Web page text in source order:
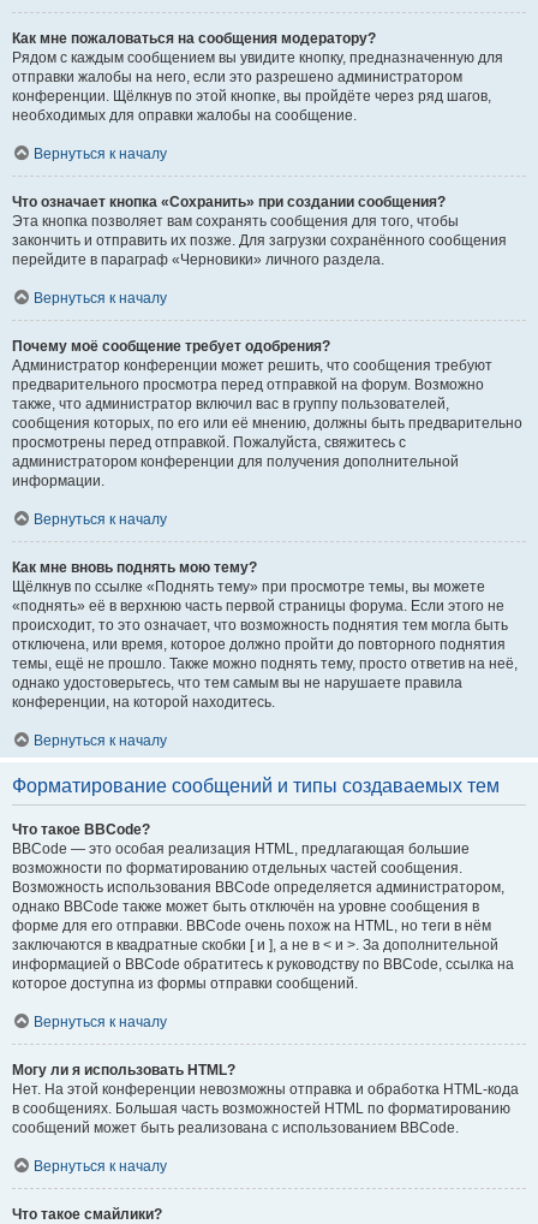
Как мне пожаловаться на сообщения модератору?
Рядом с каждым сообщением вы увидите кнопку, предназначенную для
отправки жалобы на него, если это разрешено администратором
конференции. Щёлкнув по этой кнопке, вы пройдёте через ряд шагов,
необходимых для оправки жалобы на сообщение.
Вернуться к началу
Что означает кнопка «Сохранить» при создании сообщения?
Эта кнопка позволяет вам сохранять сообщения для того, чтобы
закончить и отправить их позже. Для загрузки сохранённого сообщения
перейдите в параграф «Черновики» личного раздела.
Вернуться к началу
Почему моё сообщение требует одобрения?
Администратор конференции может решить, что сообщения требуют
предварительного просмотра перед отправкой на форум. Возможно
также, что администратор включил вас в группу пользователей,
сообщения которых, по его или её мнению, должны быть предварительно
просмотрены перед отправкой. Пожалуйста, свяжитесь с
администратором конференции для получения дополнительной
информации.
Вернуться к началу
Как мне вновь поднять мою тему?
Щёлкнув по ссылке «Поднять тему» при просмотре темы, вы можете
«поднять» её в верхнюю часть первой страницы форума. Если этого не
происходит, то это означает, что возможность поднятия тем могла быть
отключена, или время, которое должно пройти до повторного поднятия
темы, ещё не прошло. Также можно поднять тему, просто ответив на неё,
однако удостоверьтесь, что тем самым вы не нарушаете правила
конференции, на которой находитесь.
Вернуться к началу
Форматирование сообщений и типы создаваемых тем
Что такое BBCode?
BBCode — это особая реализация HTML, предлагающая большие
возможности по форматированию отдельных частей сообщения.
Возможность использования BBCode определяется администратором,
однако BBCode также может быть отключён на уровне сообщения в
форме для его отправки. BBCode очень похож на HTML, но теги в нём
заключаются в квадратные скобки [ и ], а не в < и >. За дополнительной
информацией о BBCode обратитесь к руководству по BBCode, ссылка на
которое доступна из формы отправки сообщений.
Вернуться к началу
Могу ли я использовать HTML?
Нет. На этой конференции невозможны отправка и обработка HTML-кода
в сообщениях. Большая часть возможностей HTML по форматированию
сообщений может быть реализована с использованием BBCode.
Вернуться к началу
Что такое смайлики?